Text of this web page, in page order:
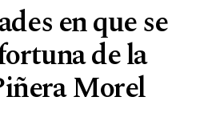
en que se
de la
Morel